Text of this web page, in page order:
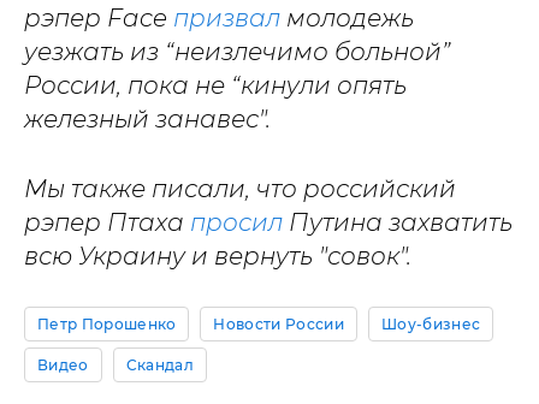
рэпер Face призвал молодежь
уезжать из “неизлечимо больной”
России, пока не “кинули опять
железный занавес".
Мы также писали, что российский
рэпер Птаха просил Путина захватить
всю Украину и вернуть "совок".
Петр Порошенко Новости России Шоу-бизнес
Видео Скандал